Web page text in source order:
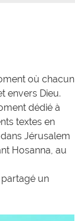
où chacun
envers Dieu.
dédié à
textes en
Jérusalem
Hosanna, au
un